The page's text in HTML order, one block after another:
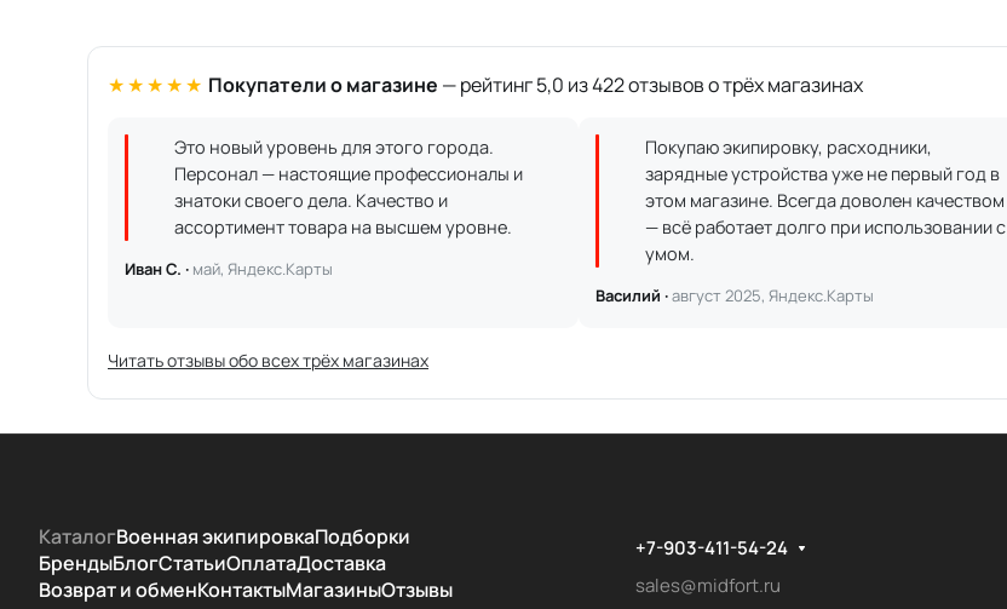
★★★★★ Покупатели о магазине — рейтинг 5,0 из 422 отзывов о трёх магазинах
Это новый уровень для этого города.
Персонал — настоящие профессионалы и
знатоки своего дела. Качество и
ассортимент товара на высшем уровне.
Иван С. · май, Яндекс.Карты
Покупаю экипировку, расходники,
зарядные устройства уже не первый год в
этом магазине. Всегда доволен качеством
— всё работает долго при использовании с
умом.
Василий ·август 2025, Яндекс.Карты
Читать отзывы обо всех трёх магазинах
КаталогВоенная экипировкаПодборки
БрендыБлогСтатьиОплатаДоставка
Возврат и обменКонтактыМагазиныОтзывы
+7-903-411-54-24
sales@midfort.ru